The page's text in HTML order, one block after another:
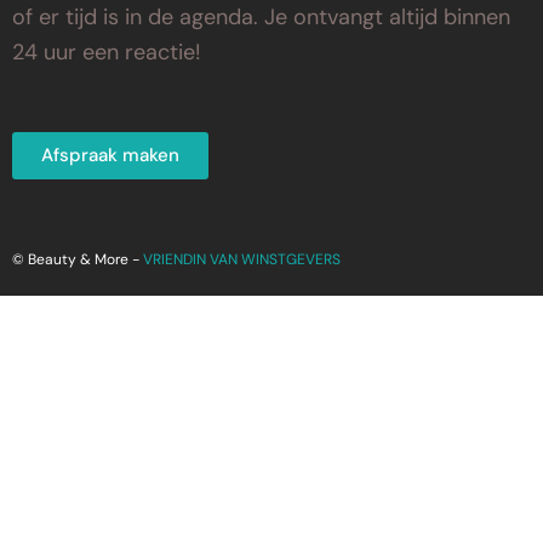
of er tijd is in de agenda. Je ontvangt altijd binnen
24 uur een reactie!
Afspraak maken
© Beauty & More -VRIENDIN VAN WINSTGEVERS